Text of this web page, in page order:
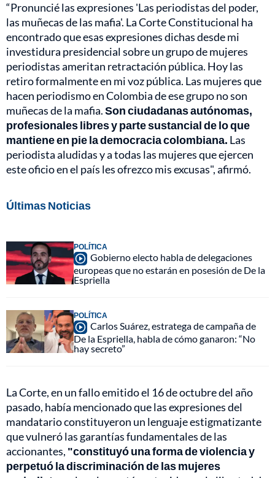
“Pronuncié las expresiones 'Las periodistas del poder,
las muñecas de las mafia'. La Corte Constitucional ha
encontrado que esas expresiones dichas desde mi
investidura presidencial sobre un grupo de mujeres
periodistas ameritan retractación pública. Hoy las
retiro formalmente en mi voz pública. Las mujeres que
hacen periodismo en Colombia de ese grupo no son
muñecas de la mafia.Son ciudadanas autónomas,
profesionales libres y parte sustancial de lo que
mantiene en pie la democracia colombiana. Las
periodista aludidas y a todas las mujeres que ejercen
este oficio en el país les ofrezco mis excusas", afirmó.
Últimas Noticias
POLÍTICA
Gobierno electo habla de delegaciones
europeas que no estarán en posesión de De la
Espriella
POLÍTICA
Carlos Suárez, estratega de campaña de
De la Espriella, habla de cómo ganaron: “No
hay secreto”
La Corte, en un fallo emitido el 16 de octubre del año
pasado, había mencionado que las expresiones del
mandatario constituyeron un lenguaje estigmatizante
que vulneró las garantías fundamentales de las
accionantes, "constituyó una forma de violencia y
perpetuó la discriminación de las mujeres